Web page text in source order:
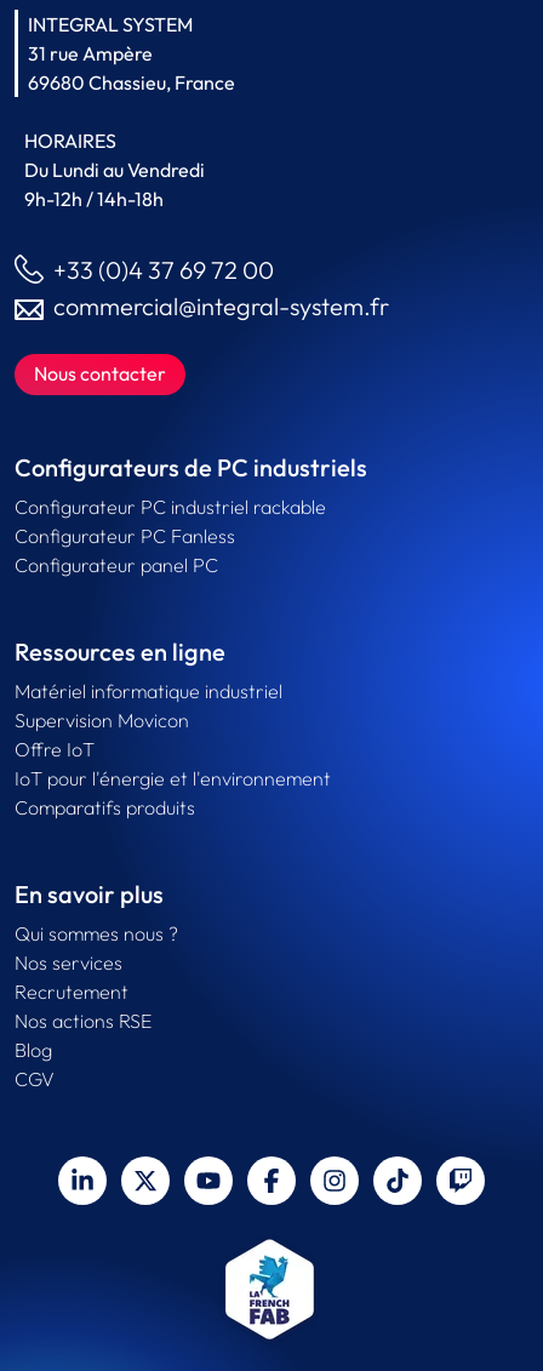
INTEGRAL SYSTEM
31 rue Ampère
69680 Chassieu, France
HORAIRES
Du Lundi au Vendredi
9h-12h / 14h-18h
+33 (0)4 37 69 72 00
commercial@integral-system.fr
Nous contacter
Configurateurs de PC industriels
Configurateur PC industriel rackable
Configurateur PC Fanless
Configurateur panel PC
Ressources en ligne
Matériel informatique industriel
Supervision Movicon
Offre IoT
IoT pour l'énergie et l'environnement
Comparatifs produits
En savoir plus
Qui sommes nous ?
Nos services
Recrutement
Nos actions RSE
Blog
CGV